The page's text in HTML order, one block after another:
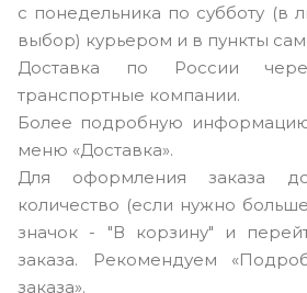
с понедельника по субботу (в
выбор) курьером и в пункты
Доставка по России
транспортные компании.
Более подробную
меню «Доставка».
Для оформления заказа
количество (если нужно
значок - "В корзину" и
заказа. Рекомендуем
заказа».